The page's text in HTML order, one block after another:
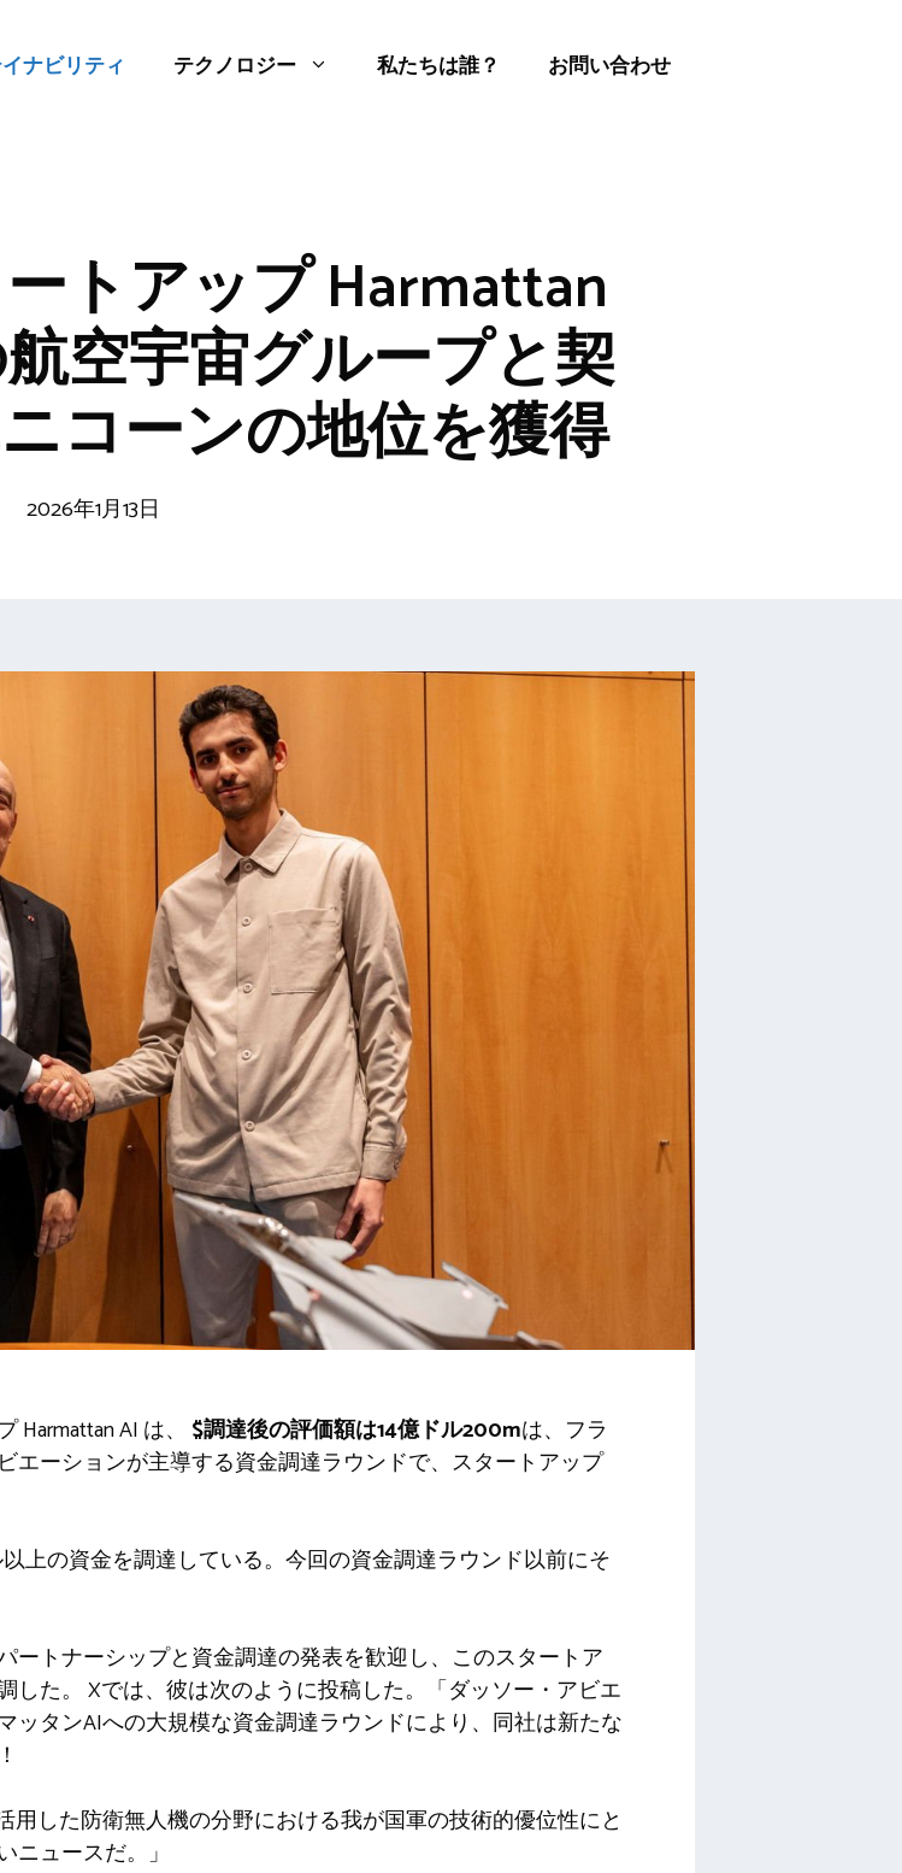
ナビリティ テクノロジー 私たちは誰？ お問い合わせ
トアップ Harmattan
空宇宙グループと契
コーンの地位を獲得
2026年1月13日
AI は、 $調達後の評価額は14億ドル200mは、フラ
エーションが主導する資金調達ラウンドで、スタートアップ
上の資金を調達している。今回の資金調達ラウンド以前にそ
ートナーシップと資金調達の発表を歓迎し、このスタートア
した。 Xでは、彼は次のように投稿した。「ダッソー・アビエ
ッタンAIへの大規模な資金調達ラウンドにより、同社は新たな
用した防衛無人機の分野における我が国軍の技術的優位性にと
ュースだ。」